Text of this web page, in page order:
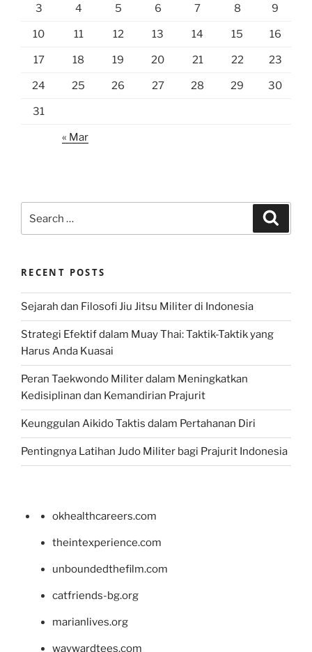
3 4 5 6 7 8 9
10 11 12 13 14 15 16
17 18 19 20 21 22 23
24 25 26 27 28 29 30
31
« Mar
for:
RECENT POSTS
Sejarah dan Filosofi Jiu Jitsu Militer di Indonesia
Strategi Efektif dalam Muay Thai: Taktik-Taktik yang
Harus Anda Kuasai
Peran Taekwondo Militer dalam Meningkatkan
Kedisiplinan dan Kemandirian Prajurit
Keunggulan Aikido Taktis dalam Pertahanan Diri
Pentingnya Latihan Judo Militer bagi Prajurit Indonesia
okhealthcareers.com
theintexperience.com
unboundedthefilm.com
catfriends-bg.org
marianlives.org
waywardtees.com